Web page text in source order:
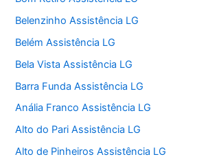
Belenzinho Assistência LG
Belém Assistência LG
Bela Vista Assistência LG
Barra Funda Assistência LG
Anália Franco Assistência LG
Alto do Pari Assistência LG
Alto de Pinheiros Assistência LG